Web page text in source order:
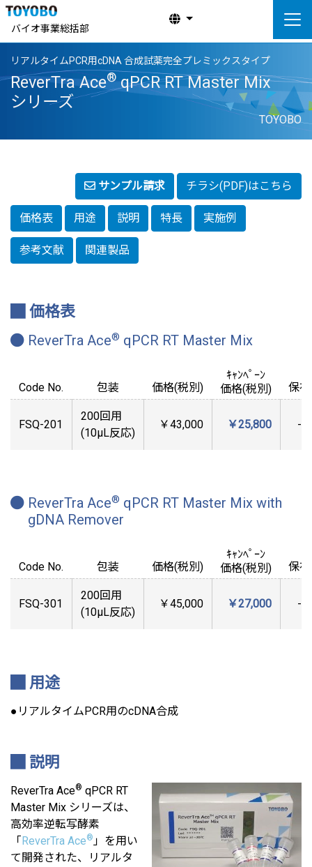
バイオ事業総括部
リアルタイムPCR用cDNA 合成試薬完全プレミックスタイプ
ReverTra Ace®qPCR RT Master Mix
シリーズ
TOYOBO
サンプル請求 チラシ(PDF)はこちら
価格表 用途 説明 特長 実施例
参考文献 関連製品
価格表
ReverTra Ace® qPCR RT Master Mix
Code No. 包装 価格(税別)
ｷｬﾝﾍﾟｰﾝ
価格(税別)
保
FSQ-201
200回用
(10μL反応)
￥43,000 ￥25,800 -
ReverTra Ace® qPCR RT Master Mix with
gDNA Remover
Code No. 包装 価格(税別)
ｷｬﾝﾍﾟｰﾝ
価格(税別)
保
FSQ-301
200回用
(10μL反応)
￥45,000 ￥27,000 -
用途
●リアルタイムPCR用のcDNA合成
説明
ReverTra Ace® qPCR RT
Master Mix シリーズは、
高効率逆転写酵素
「ReverTra Ace®」を用い
て開発された、リアルタ